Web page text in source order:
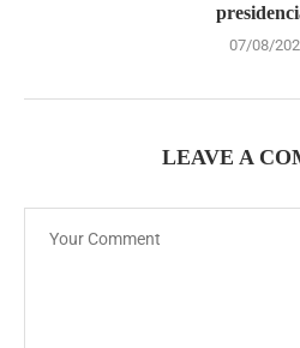
07/08/
LEAVE A